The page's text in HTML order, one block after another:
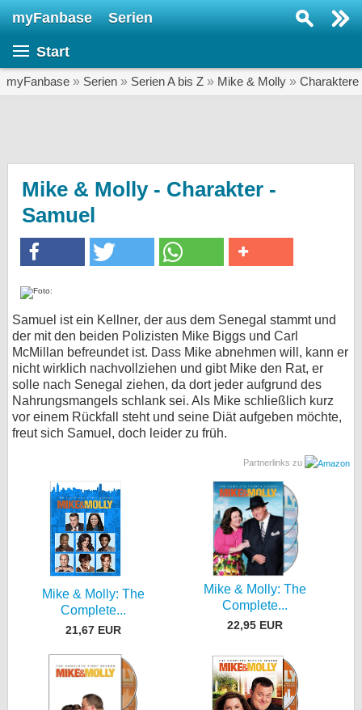
myFanbase Serien
Start
myFanbase » Serien » Serien A bis Z » Mike & Molly » Charaktere
Mike & Molly - Charakter -
Samuel
Samuel ist ein Kellner, der aus dem Senegal stammt und
der mit den beiden Polizisten Mike Biggs und Carl
McMillan befreundet ist. Dass Mike abnehmen will, kann er
nicht wirklich nachvollziehen und gibt Mike den Rat, er
solle nach Senegal ziehen, da dort jeder aufgrund des
Nahrungsmangels schlank sei. Als Mike schließlich kurz
vor einem Rückfall steht und seine Diät aufgeben möchte,
freut sich Samuel, doch leider zu früh.
Partnerlinks zu
Mike & Molly: The
Complete...
21,67 EUR
Mike & Molly: The
Complete...
22,95 EUR
SERIEN
Specials
Gewinnspiele
Forum
bei X
bei Facebook
Nutzungsbedingungen
Datenschutz
Cookie-Einstellungen
Impressum
myFanbase